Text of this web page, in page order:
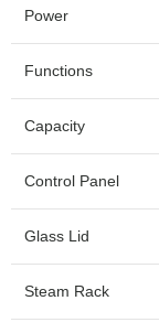
Power
Functions
Capacity
Control Panel
Glass Lid
Steam Rack